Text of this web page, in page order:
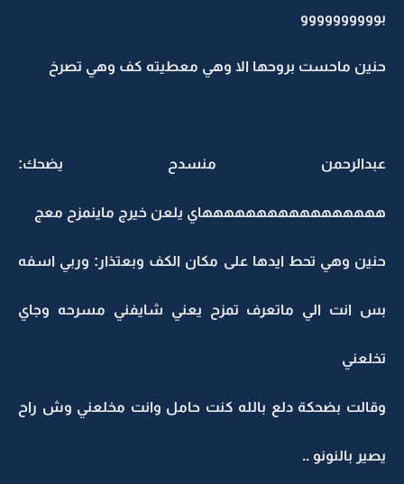
بوووووووووو
حنين ماحست بروحها الا وهي معطيته كف وهي تصرخ
عبدالرحمن منسدح يضحك:
هههههههههههههههههاي يلعن خيرج ماينمزح معج
حنين وهي تحط ايدها على مكان الكف وبعتذار: وربي اسفه
بس انت الي ماتعرف تمزح يعني شايفني مسرحه وجاي
تخلعني
وقالت بضحكة دلع بالله كنت حامل وانت مخلعني وش راح
يصير بالنونو ..